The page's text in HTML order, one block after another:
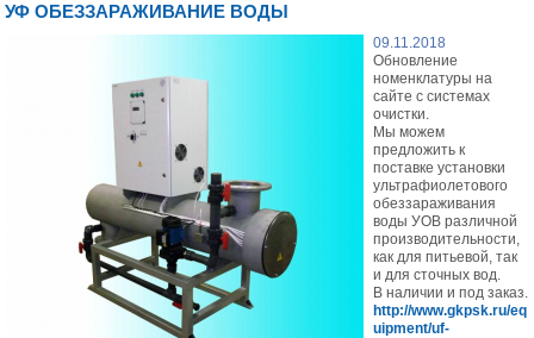
УФ ОБЕЗЗАРАЖИВАНИЕ ВОДЫ
09.11.2018
Обновление
номенклатуры на
сайте с системах
очистки.
Мы можем
предложить к
поставке установки
ультрафиолетового
обеззараживания
воды УОВ различной
производительности,
как для питьевой, так
и для сточных вод.
В наличии и под заказ.
http://www.gkpsk.ru/eq
uipment/uf-